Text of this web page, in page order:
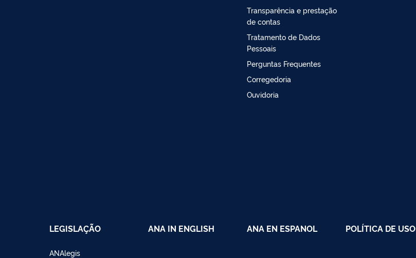
Transparência e prestação
de contas
Tratamento de Dados
Pessoais
Perguntas Frequentes
Corregedoria
Ouvidoria
LEGISLAÇÃO
ANAlegis
ANA IN ENGLISH ANA EN ESPANOL POLÍTICA DE USO